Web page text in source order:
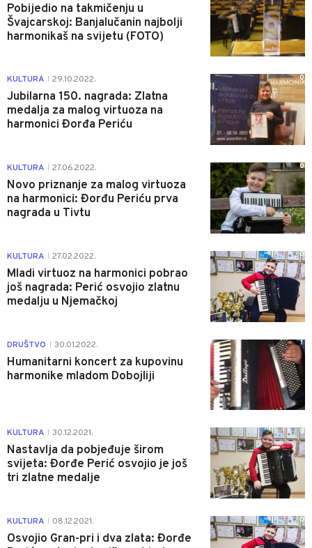
Pobijedio na takmičenju u
Švajcarskoj: Banjalučanin najbolji
harmonikaš na svijetu (FOTO)
KULTURA 29.10.2022.
Jubilarna 150. nagrada: Zlatna
medalja za malog virtuoza na
harmonici Đorđa Periću
0
KULTURA 27.06.2022.
Novo priznanje za malog virtuoza
na harmonici: Đorđu Periću prva
nagrada u Tivtu
0
KULTURA 27.02.2022.
Mladi virtuoz na harmonici pobrao
još nagrada: Perić osvojio zlatnu
medalju u Njemačkoj
0
DRUŠTVO 30.01.2022.
Humanitarni koncert za kupovinu
harmonike mladom Dobojliji
1
KULTURA 30.12.2021.
Nastavlja da pobjeđuje širom
svijeta: Đorđe Perić osvojio je još
tri zlatne medalje
0
KULTURA 08.12.2021.
Osvojio Gran-pri i dva zlata: Đorđe
0